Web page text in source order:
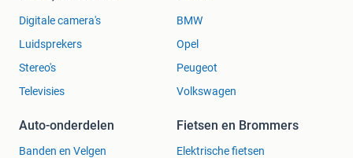
Digitale camera's
Luidsprekers
Stereo's
Televisies
BMW
Opel
Peugeot
Volkswagen
Auto-onderdelen
Banden en Velgen
Fietsen en Brommers
Elektrische fietsen